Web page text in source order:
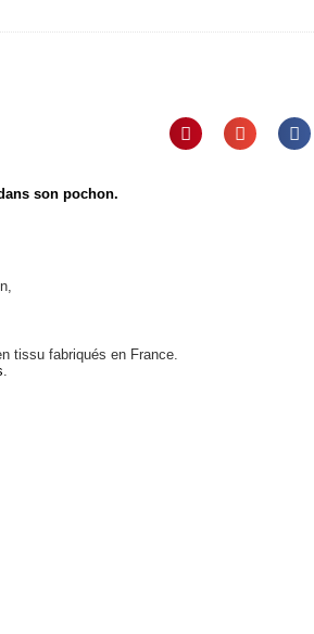
son pochon.
tissu fabriqués en France.
.